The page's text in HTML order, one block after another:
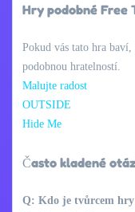
Hry podobné Free
Pokud vás tato hra
podobnou hratelností.
Malujte radost
OUTSIDE
Hide Me
Často kladené
Q: Kdo je tvůrcem hry